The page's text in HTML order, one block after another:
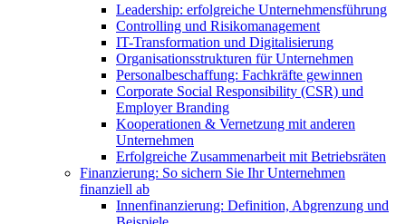
Leadership: erfolgreiche Unternehmensführung
Controlling und Risikomanagement
IT-Transformation und Digitalisierung
Organisationsstrukturen für Unternehmen
Personalbeschaffung: Fachkräfte gewinnen
Corporate Social Responsibility (CSR) und
Employer Branding
Kooperationen & Vernetzung mit anderen
Unternehmen
Erfolgreiche Zusammenarbeit mit Betriebsräten
Finanzierung: So sichern Sie Ihr Unternehmen
finanziell ab
Innenfinanzierung: Definition, Abgrenzung und